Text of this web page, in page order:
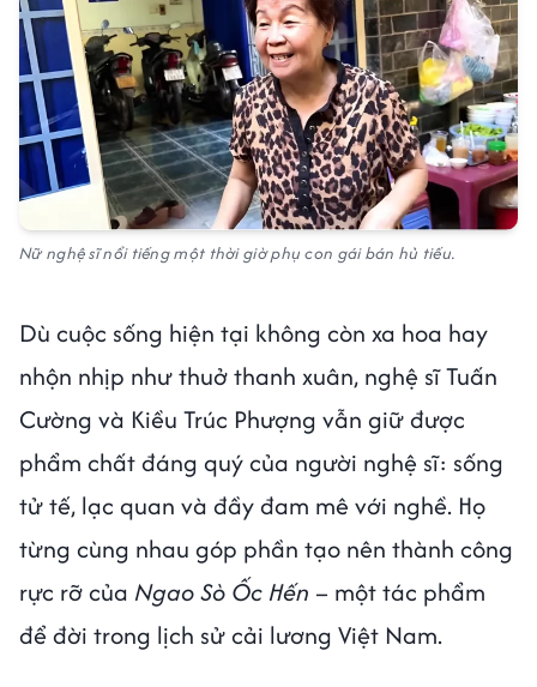
Nữ nghệ sĩ nổi tiếng một thời giờ phụ con gái bán hủ tiếu.
Dù cuộc sống hiện tại không còn xa hoa hay
nhộn nhịp như thuở thanh xuân, nghệ sĩ Tuấn
Cường và Kiều Trúc Phượng vẫn giữ được
phẩm chất đáng quý của người nghệ sĩ: sống
tử tế, lạc quan và đầy đam mê với nghề. Họ
từng cùng nhau góp phần tạo nên thành công
rực rỡ của Ngao Sò Ốc Hến – một tác phẩm
để đời trong lịch sử cải lương Việt Nam.